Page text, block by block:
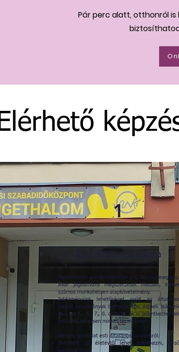
Pár perc alatt, otthonról
Elérhető
1
Esti általános iskola
Napjainkban elengedhetetlen a 8. osztály megléte.
Akár jogosítvány megszerzését illetően, illetve
számos munkahelyen alapkövetelmény.
Intézményünk lehetőséget nyújt az általános
iskolai tanulmányok befejezésére. Akinek hiányzik
akár az 5., 6., 7., 8. osztály, ők is jelentkezhetnek
hozzánk, keressen minket bizalommal!
Néhány gondolat esti általános iskolánkról:
Betöltött 16. életévtől lehet jelentkezni, felső
korhatár nincs